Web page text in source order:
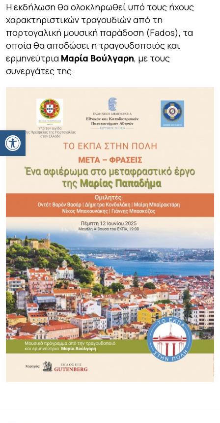
Ανοίξτε τη γραμμή εργαλείων
Η εκδήλωση θα ολοκληρωθεί υπό τους ήχους
χαρακτηριστικών τραγουδιών από τη
πορτογαλική μουσική παράδοση (Fados), τα
οποία θα αποδώσει η τραγουδοποιός και
ερμηνεύτρια Μαρία Βούλγαρη, με τους
συνεργάτες της.